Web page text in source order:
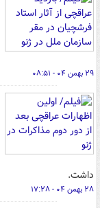
۲۹ بهمن ۰۴ - ۰۸:۵۱
داشت.
۲۸ بهمن ۰۴ - ۱۷:۲۸